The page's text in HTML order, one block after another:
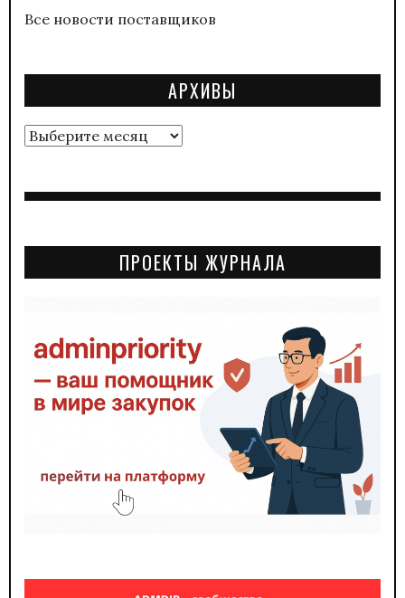
Все новости поставщиков
АРХИВЫ
Архивы
ПРОЕКТЫ ЖУРНАЛА